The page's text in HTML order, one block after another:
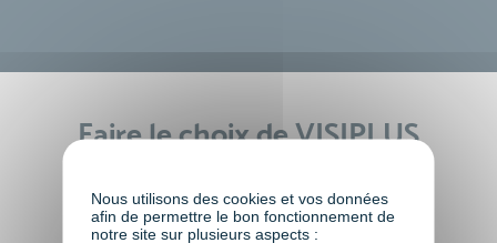
Faire le choix de VISIPLUS
Nous utilisons des cookies et vos données
afin de permettre le bon fonctionnement de
notre site sur plusieurs aspects :